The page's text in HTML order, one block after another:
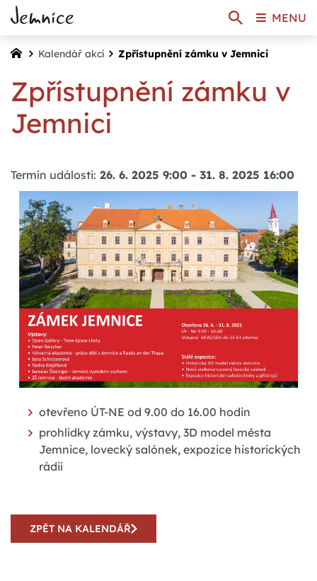
Kalendář akcí Zpřístupnění zámku v Jemnici
Zpřístupnění zámku v
Jemnici
Termín události: 26. 6. 2025 9:00 - 31. 8. 2025 16:00
otevřeno ÚT-NE od 9.00 do 16.00 hodin
prohlídky zámku, výstavy, 3D model města
Jemnice, lovecký salónek, expozice historických
rádií
ZPĚT NA KALENDÁŘ
MENU